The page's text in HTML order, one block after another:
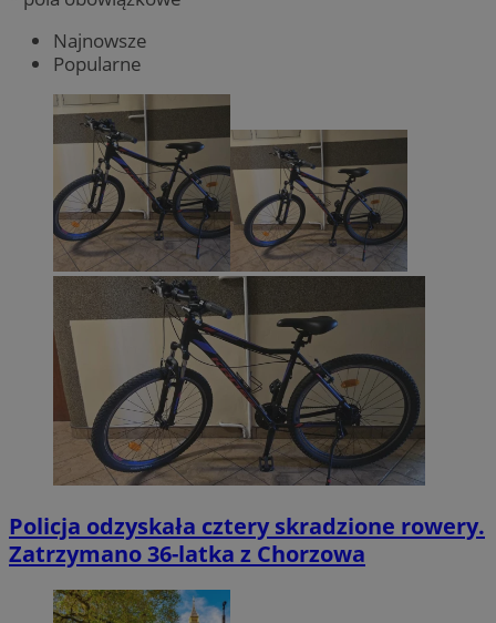
Najnowsze
Popularne
Policja odzyskała cztery skradzione rowery.
Zatrzymano 36-latka z Chorzowa